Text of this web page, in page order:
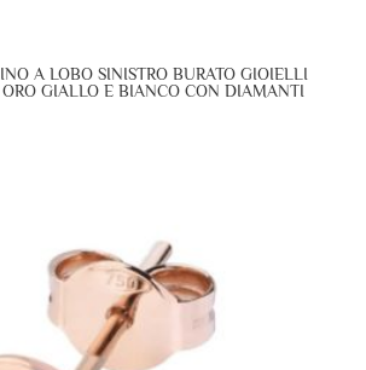
A LOBO SINISTRO BURATO GIOIELLI
GIALLO E BIANCO CON DIAMANTI